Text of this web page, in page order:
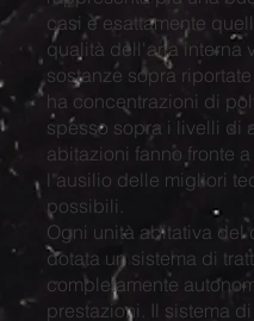
casi è esattamente
qualità dell'aria interna
sostanze sopra
ha concentrazioni di
spesso sopra i livelli di
abitazioni fanno fronte
l'ausilio delle migliori
possibili.
Ogni unità abitativa del
dotata un sistema di
completamente
prestazioni. Il sistema